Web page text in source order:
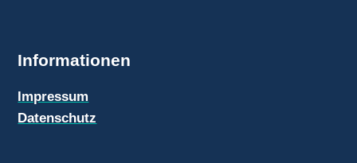
Informationen
Impressum
Datenschutz